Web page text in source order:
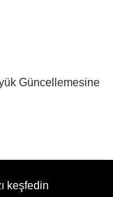
Güncellemesine
keşfedin